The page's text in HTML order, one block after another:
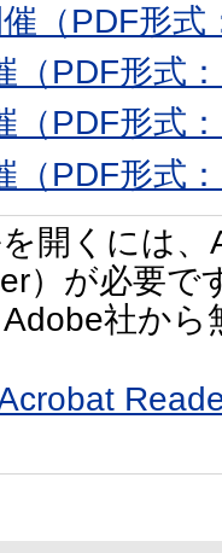
（PDF形式
（PDF形式
（PDF形式
（PDF形式
開くには
）が必要で
社か